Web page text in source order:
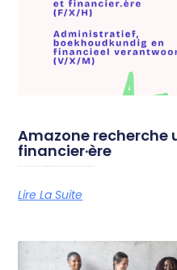
Amazone recherche
financier·ère
Lire La Suite